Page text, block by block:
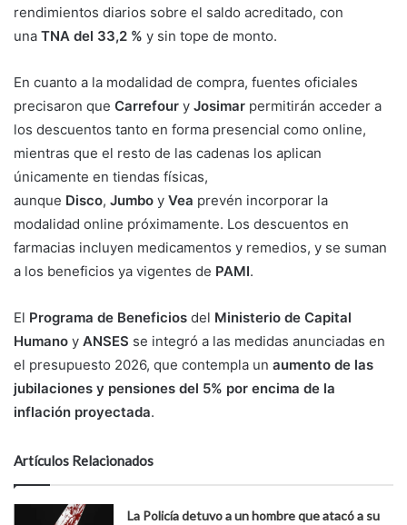
rendimientos diarios sobre el saldo acreditado, con
una TNA del 33,2 % y sin tope de monto.
En cuanto a la modalidad de compra, fuentes oficiales
precisaron que Carrefour y Josimar permitirán acceder a
los descuentos tanto en forma presencial como online,
mientras que el resto de las cadenas los aplican
únicamente en tiendas físicas,
aunque Disco, Jumbo y Vea prevén incorporar la
modalidad online próximamente. Los descuentos en
farmacias incluyen medicamentos y remedios, y se suman
a los beneficios ya vigentes de PAMI.
El Programa de Beneficios del Ministerio de Capital
Humano y ANSES se integró a las medidas anunciadas en
el presupuesto 2026, que contempla un aumento de las
jubilaciones y pensiones del 5% por encima de la
inflación proyectada.
Artículos Relacionados
La Policía detuvo a un hombre que atacó a su